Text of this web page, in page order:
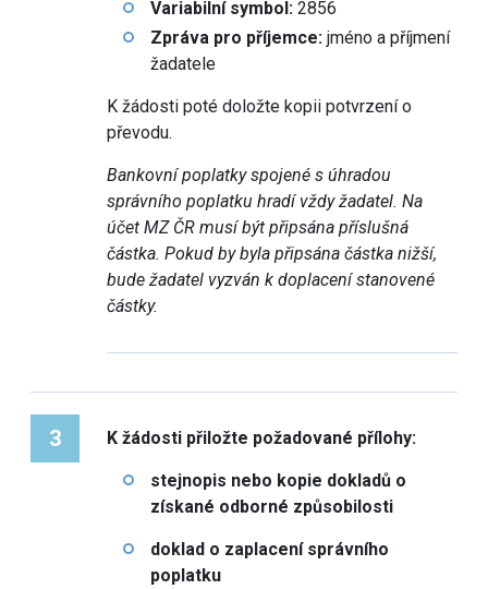
Variabilní symbol:2856
Zpráva pro příjemce:jméno a příjmení
žadatele
K žádosti poté doložte kopii potvrzení o
převodu.
Bankovní poplatky spojené s úhradou
správního poplatku hradí vždy žadatel. Na
účet MZ ČR musí být připsána příslušná
částka. Pokud by byla připsána částka nižší,
bude žadatel vyzván k doplacení stanovené
částky.
3 K žádosti přiložte požadované přílohy:
stejnopis nebo kopie dokladů o
získané odborné způsobilosti
doklad o zaplacení správního
poplatku